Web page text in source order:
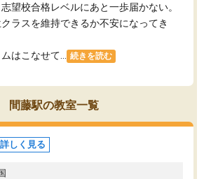
望校合格レベルにあと一歩届かない。
ラスを維持できるか不安になってき
はこなせて...
続きを読む
間藤駅の教室一覧
詳しく見る